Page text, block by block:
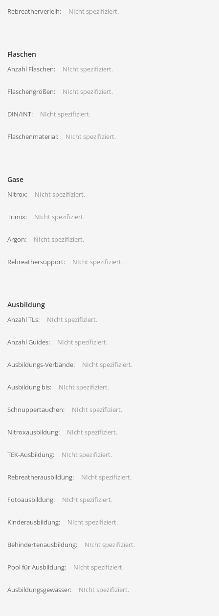
Rebreatherverleih: NIcht spezifiziert.
Flaschen
Anzahl Flaschen: NIcht spezifiziert.
Flaschengrößen: NIcht spezifiziert.
DIN/INT: NIcht spezifiziert.
Flaschenmaterial: NIcht spezifiziert.
Gase
Nitrox: NIcht spezifiziert.
Trimix: NIcht spezifiziert.
Argon: NIcht spezifiziert.
Rebreathersupport: NIcht spezifiziert.
Ausbildung
Anzahl TLs: NIcht spezifiziert.
Anzahl Guides: NIcht spezifiziert.
Ausbildungs-Verbände: NIcht spezifiziert.
Ausbildung bis: NIcht spezifiziert.
Schnuppertauchen: NIcht spezifiziert.
Nitroxausbildung: NIcht spezifiziert.
TEK-Ausbildung: NIcht spezifiziert.
Rebreatherausbildung: NIcht spezifiziert.
Fotoausbildung: NIcht spezifiziert.
Kinderausbildung: NIcht spezifiziert.
Behindertenausbildung: NIcht spezifiziert.
Pool für Ausbildung: NIcht spezifiziert.
Ausbildungsgewässer: NIcht spezifiziert.